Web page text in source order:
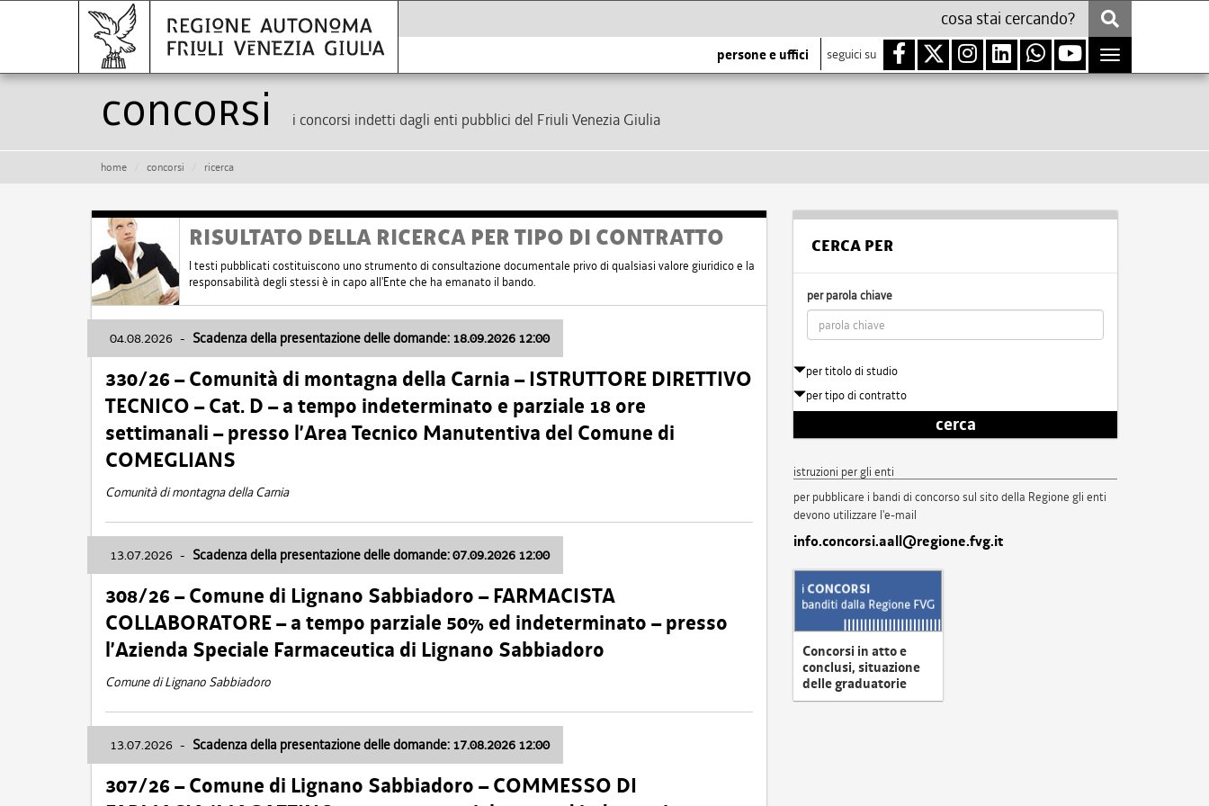
persone e uffici seguici su
Toggle
navigation
Concorsi i concorsi indetti dagli enti pubblici del Friuli Venezia Giulia
home concorsi ricerca
RISULTATO DELLA RICERCA PER TIPO DI CONTRATTO
I testi pubblicati costituiscono uno strumento di consultazione documentale privo di qualsiasi valore giuridico e la
responsabilità degli stessi è in capo all'Ente che ha emanato il bando.
04.08.2026 - Scadenza della presentazione delle domande: 18.09.2026 12:00
330/26 – Comunità di montagna della Carnia – ISTRUTTORE DIRETTIVO
TECNICO – Cat. D – a tempo indeterminato e parziale 18 ore
settimanali – presso l’Area Tecnico Manutentiva del Comune di
COMEGLIANS
Comunità di montagna della Carnia
13.07.2026 - Scadenza della presentazione delle domande: 07.09.2026 12:00
308/26 – Comune di Lignano Sabbiadoro – FARMACISTA
COLLABORATORE – a tempo parziale 50% ed indeterminato – presso
l’Azienda Speciale Farmaceutica di Lignano Sabbiadoro
Comune di Lignano Sabbiadoro
13.07.2026 - Scadenza della presentazione delle domande: 17.08.2026 12:00
307/26 – Comune di Lignano Sabbiadoro – COMMESSO DI
CERCA PER
per parola chiave
per titolo di studio
per tipo di contratto
cerca
istruzioni per gli enti
per pubblicare i bandi di concorso sul sito della Regione gli enti
devono utilizzare l'e-mail
info.concorsi.aall@regione.fvg.it
Concorsi in atto e
conclusi, situazione
delle graduatorie